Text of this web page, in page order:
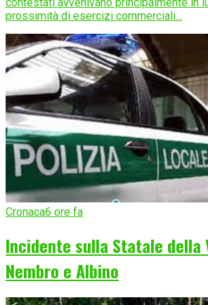
prossimità di esercizi commerciali...
Cronaca6 ore fa
Incidente sulla Statale della
Nembro e Albino